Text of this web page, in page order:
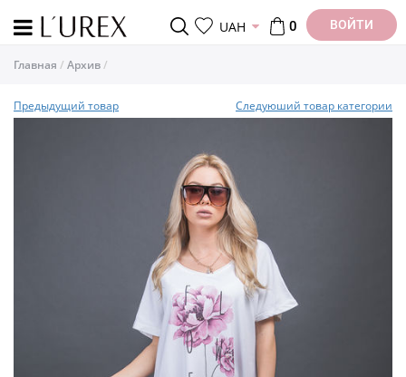
UAH 0 ВОЙТИ
Главная Архив
Предыдущий товар Следуюший товар категории